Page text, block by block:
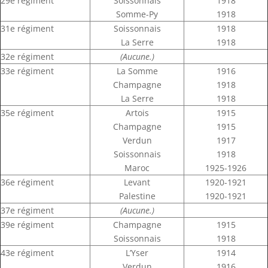
Somme-Py
1918
31e régiment
Soissonnais
La Serre
1918
1918
32e régiment
(Aucune.)
33e régiment
La Somme
Champagne
La Serre
1916
1918
1918
35e régiment
Artois
Champagne
Verdun
Soissonnais
Maroc
1915
1915
1917
1918
1925-1926
36e régiment
Levant
Palestine
1920-1921
1920-1921
37e régiment
(Aucune.)
39e régiment
Champagne
Soissonnais
1915
1918
43e régiment
L’Yser
1914